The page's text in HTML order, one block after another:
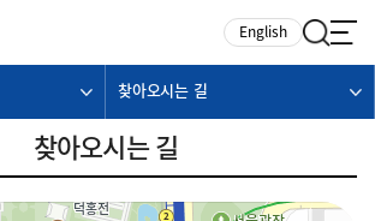
English
찾아오시는 길
찾아오시는 길